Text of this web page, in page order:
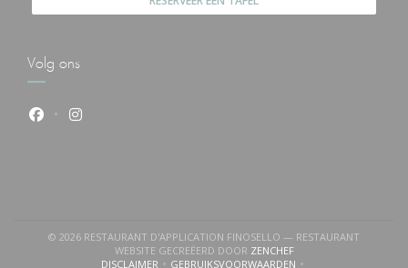
Volg ons
Facebook ((opent in een nieuw venster))
Instagram ((opent in een nieuw venster))
© 2026 RESTAURANT D'APPLICATION FINOSELLO — RESTAURANT
WEBSITE GECREËERD DOOR ZENCHEF((OPENT IN EEN NIEUW
DISCLAIMER
GEBRUIKSVOORWAARDEN